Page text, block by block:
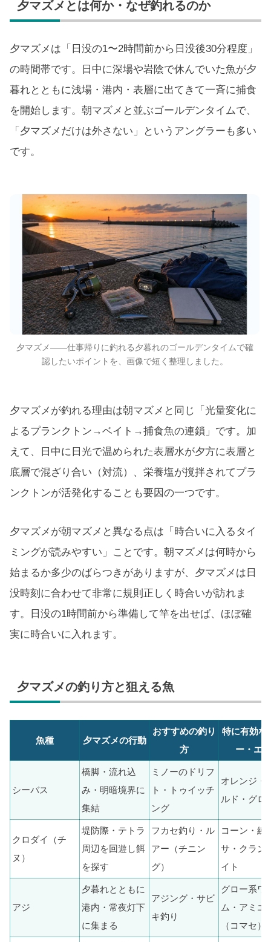
夕マズメとは何か・なぜ釣れるのか
夕マズメは「日没の1〜2時間前から日没後30分程度」
の時間帯です。日中に深場や岩陰で休んでいた魚が夕
暮れとともに浅場・港内・表層に出てきて一斉に捕食
を開始します。朝マズメと並ぶゴールデンタイムで、
「夕マズメだけは外さない」というアングラーも多い
です。
夕マズメ——仕事帰りに釣れる夕暮れのゴールデンタイムで確
認したいポイントを、画像で短く整理しました。
夕マズメが釣れる理由は朝マズメと同じ「光量変化に
よるプランクトン→ベイト→捕食魚の連鎖」です。加
えて、日中に日光で温められた表層水が夕方に表層と
底層で混ざり合い（対流）、栄養塩が撹拌されてプラ
ンクトンが活発化することも要因の一つです。
夕マズメが朝マズメと異なる点は「時合いに入るタイ
ミングが読みやすい」ことです。朝マズメは何時から
始まるか多少のばらつきがありますが、夕マズメは日
没時刻に合わせて非常に規則正しく時合いが訪れま
す。日没の1時間前から準備して竿を出せば、ほぼ確
実に時合いに入れます。
夕マズメの釣り方と狙える魚
魚種 夕マズメの行動
おすすめの釣り
方
特に有効な
ー・エサ
シーバス
橋脚・流れ込
み・明暗境界に
集結
ミノーのドリフ
ト・トゥイッチ
ング
オレンジ・
ルド・グロ
クロダイ（チ
ヌ）
堤防際・テトラ
周辺を回遊し餌
を探す
フカセ釣り・ル
アー（チニン
グ）
コーン・練
サ・クラン
イト
アジ
夕暮れとともに
港内・常夜灯下
に集まる
アジング・サビ
キ釣り
グロー系ワ
ム・アミエ
（コマセ）